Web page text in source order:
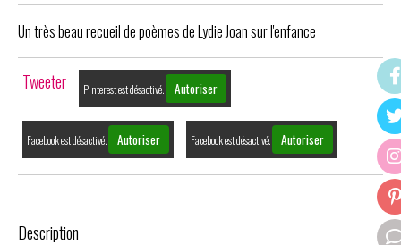
Un très beau recueil de poèmes de Lydie Joan sur l'enfance
Tweeter Pinterest est désactivé. Autoriser
Facebook est désactivé. Autoriser Facebook est désactivé. Autoriser
Description